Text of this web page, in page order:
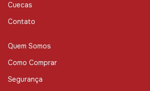
Cuecas
Contato
Quem Somos
Como Comprar
Segurança